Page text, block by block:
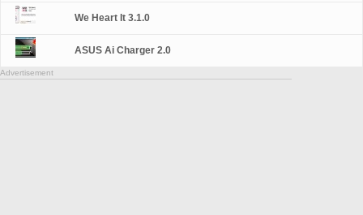
We Heart It 3.1.0
ASUS Ai Charger 2.0
Advertisement